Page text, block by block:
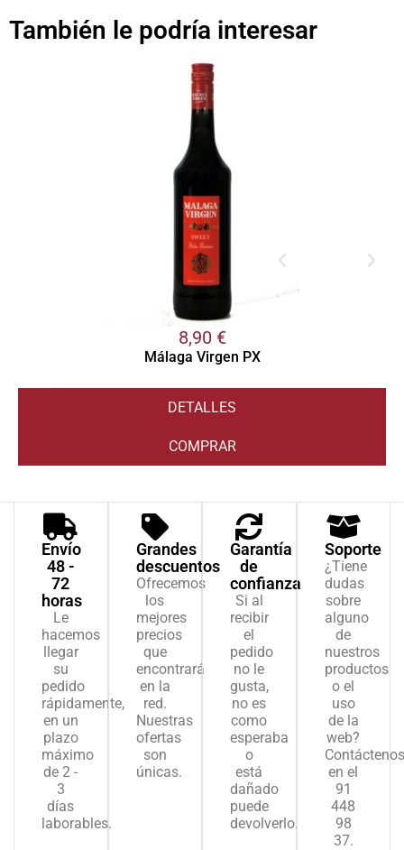
También le podría interesar
8,90 €
Málaga Virgen PX
DETALLES
COMPRAR
Envío
48 -
72
horas
Le
hacemos
llegar
su
pedido
rápidamente,
en un
plazo
máximo
de 2 -
3
días
laborables.
Grandes
descuentos
Ofrecemos
los
mejores
precios
que
encontrará
en la
red.
Nuestras
ofertas
son
únicas.
Garantía
de
confianza
Si al
recibir
el
pedido
no le
gusta,
no es
como
esperaba
o
está
dañado
puede
devolverlo.
Soporte
¿Tiene
dudas
sobre
alguno
de
nuestros
productos
o el
uso
de la
web?
Contáctenos
en el
91
448
98
37.